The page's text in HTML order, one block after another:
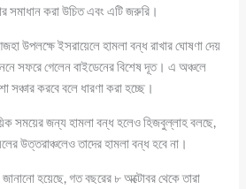
সমাধান করা উচিত এবং এটি জরুরি।
উপলক্ষে ইসরায়েলে হামলা বন্ধ রাখার ঘোষণা দেয়
সফরে গেলেন বাইডেনের বিশেষ দূত। এ অঞ্চলে
সঞ্চার করবে বলে ধারণা করা হচ্ছে।
সময়ের জন্য হামলা বন্ধ হলেও হিজবুল্লাহ বলছে,
উত্তরাঞ্চলেও তাদের হামলা বন্ধ হবে না।
হয়েছে, গত বছরের ৮ অক্টোবর থেকে তারা